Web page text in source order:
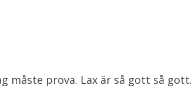
måste prova. Lax är så gott så gott.